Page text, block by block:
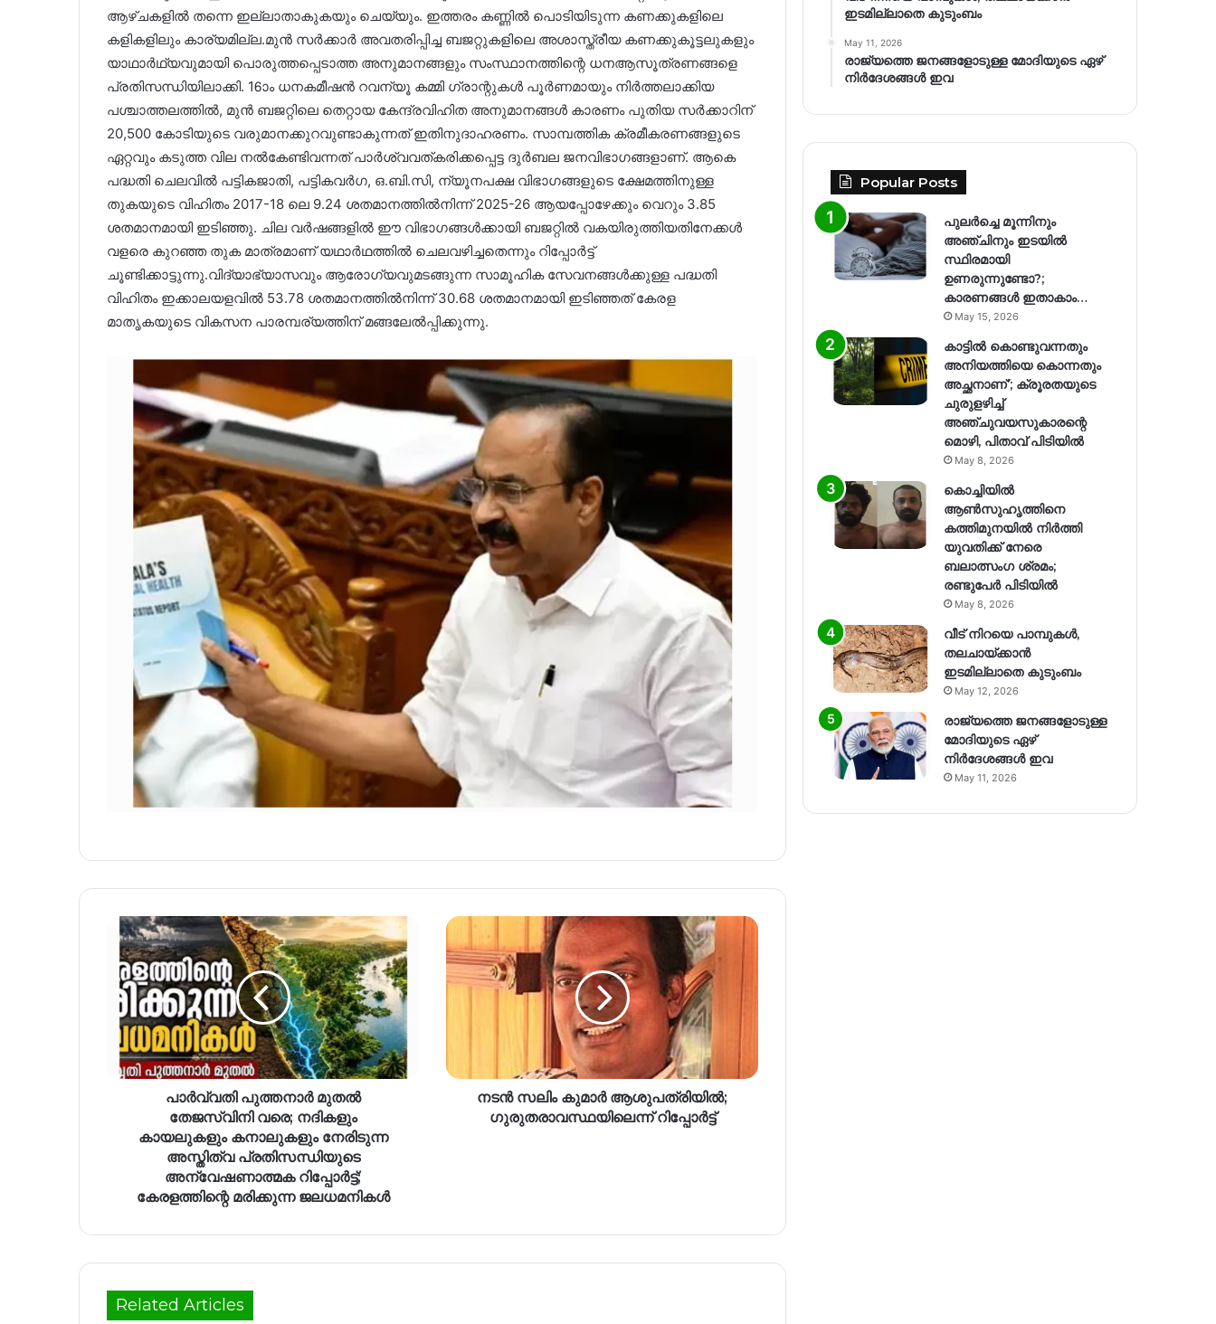
ആഴ്ചകളിൽ തന്നെ ഇല്ലാതാകുകയും ചെയ്യും. ഇത്തരം കണ്ണിൽ പൊടിയിടുന്ന കണക്കുകളിലെ
കളികളിലും കാര്യമില്ല.മുൻ സർക്കാർ അവതരിപ്പിച്ച ബജറ്റുകളിലെ അശാസ്ത്രീയ കണക്കുകൂട്ടലുകളും
യാഥാർഥ്യവുമായി പൊരുത്തപ്പെടാത്ത അനുമാനങ്ങളും സംസ്ഥാനത്തിന്റെ ധനആസൂത്രണങ്ങളെ
പ്രതിസന്ധിയിലാക്കി. 16ാം ധനകമീഷൻ റവന്യൂ കമ്മി ഗ്രാന്റുകൾ പൂർണമായും നിർത്തലാക്കിയ
പശ്ചാത്തലത്തിൽ, മുൻ ബജറ്റിലെ തെറ്റായ കേന്ദ്രവിഹിത അനുമാനങ്ങൾ കാരണം പുതിയ സർക്കാറിന്
20,500 കോടിയുടെ വരുമാനക്കുറവുണ്ടാകുന്നത് ഇതിനുദാഹരണം. സാമ്പത്തിക ക്രമീകരണങ്ങളുടെ
ഏറ്റവും കടുത്ത വില നൽകേണ്ടിവന്നത് പാർശ്വവത്കരിക്കപ്പെട്ട ദുർബല ജനവിഭാഗങ്ങളാണ്. ആകെ
പദ്ധതി ചെലവിൽ പട്ടികജാതി, പട്ടികവർഗ, ഒ.ബി.സി, ന്യൂനപക്ഷ വിഭാഗങ്ങളുടെ ക്ഷേമത്തിനുള്ള
തുകയുടെ വിഹിതം 2017-18 ലെ 9.24 ശതമാനത്തിൽനിന്ന് 2025-26 ആയപ്പോഴേക്കും വെറും 3.85
ശതമാനമായി ഇടിഞ്ഞു. ചില വർഷങ്ങളിൽ ഈ വിഭാഗങ്ങൾക്കായി ബജറ്റിൽ വകയിരുത്തിയതിനേക്കൾ
വളരെ കുറഞ്ഞ തുക മാത്രമാണ് യഥാർഥത്തിൽ ചെലവഴിച്ചതെന്നും റിപ്പോർട്ട്
ചൂണ്ടിക്കാട്ടുന്നു.വിദ്യാഭ്യാസവും ആരോഗ്യവുമടങ്ങുന്ന സാമൂഹിക സേവനങ്ങൾക്കുള്ള പദ്ധതി
വിഹിതം ഇക്കാലയളവിൽ 53.78 ശതമാനത്തിൽനിന്ന് 30.68 ശതമാനമായി ഇടിഞ്ഞത് കേരള
മാതൃകയുടെ വികസന പാരമ്പര്യത്തിന് മങ്ങലേൽപ്പിക്കുന്നു.
പാർവ്വതി പുത്തനാർ മുതൽ
തേജസ്വിനി വരെ; നദികളും
കായലുകളും കനാലുകളും നേരിടുന്ന
അസ്തിത്വ പ്രതിസന്ധിയുടെ
അന്വേഷണാത്മക റിപ്പോർട്ട്;
കേരളത്തിന്റെ മരിക്കുന്ന ജലധമനികൾ
നടൻ സലിം കുമാർ ആശുപത്രിയിൽ;
ഗുരുതരാവസ്ഥയിലെന്ന് റിപ്പോർട്ട്
Related Articles
ഇടമില്ലാതെ കുടുംബം
May 11, 2026
രാജ്യത്തെ ജനങ്ങളോടുള്ള മോദിയുടെ ഏഴ്
നിര്‍ദേശങ്ങള്‍ ഇവ
Popular Posts
പുലർച്ചെ മൂന്നിനും
അഞ്ചിനും ഇടയിൽ
സ്ഥിരമായി
ഉണരുന്നുണ്ടോ?;
കാരണങ്ങള്‍ ഇതാകാം…
May 15, 2026
കാട്ടിൽ കൊണ്ടുവന്നതും
അനിയത്തിയെ കൊന്നതും
അച്ഛനാണ്’; ക്രൂരതയുടെ
ചുരുളഴിച്ച്
അഞ്ചുവയസുകാരന്റെ
മൊഴി, പിതാവ് പിടിയിൽ
May 8, 2026
കൊച്ചിയിൽ
ആൺസുഹൃത്തിനെ
കത്തിമുനയിൽ നിർത്തി
യുവതിക്ക് നേരെ
ബലാത്സംഗ​ ശ്രമം;
രണ്ടുപേർ പിടിയിൽ
May 8, 2026
വീട് നിറയെ പാമ്പുകൾ,
തലചായ്ക്കാൻ
ഇടമില്ലാതെ കുടുംബം
May 12, 2026
രാജ്യത്തെ ജനങ്ങളോടുള്ള
മോദിയുടെ ഏഴ്
നിര്‍ദേശങ്ങള്‍ ഇവ
May 11, 2026